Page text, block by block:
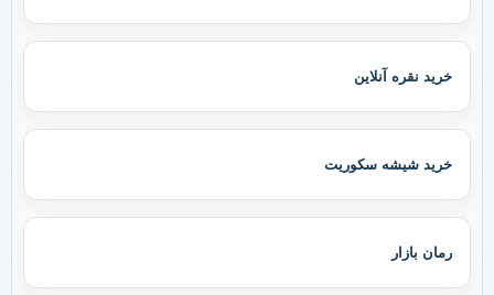
خرید نقره آنلاین
خرید شیشه سکوریت
رمان بازار